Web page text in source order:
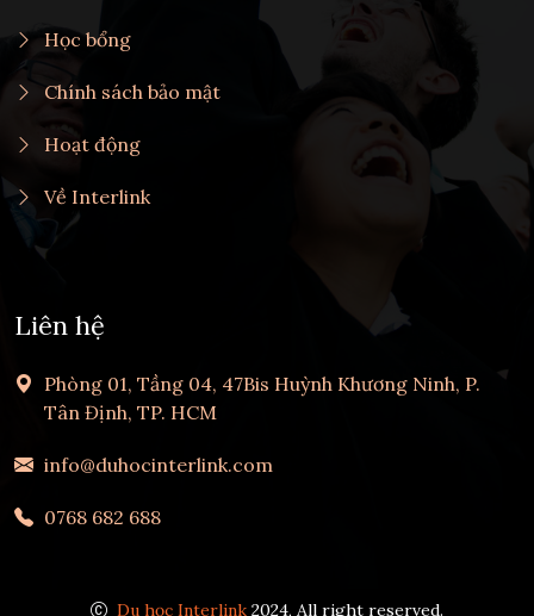
Học bổng
Chính sách bảo mật
Hoạt động
Về Interlink
Liên hệ
Phòng 01, Tầng 04, 47Bis Huỳnh Khương Ninh, P.
Tân Định, TP. HCM
info@duhocinterlink.com
0768 682 688
Du học Interlink 2024, All right reserved.